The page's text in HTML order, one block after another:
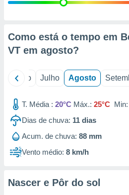
estudos
1199
Como está o tempo em
VT em agosto?
Junho Julho Agosto
T. Média : 20°C Máx.: 25°C Min:
Dias de chuva: 11 dias
Acum. de chuva: 88 mm
Vento médio: 8 km/h
Nascer e Pôr do sol